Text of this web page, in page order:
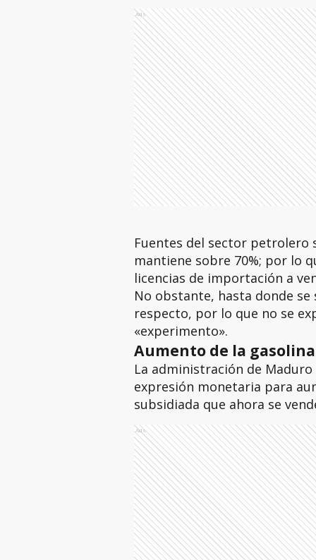
Ads
Fuentes del sector petrolero
mantiene sobre 70%; por lo
licencias de importación a
No obstante, hasta donde
respecto, por lo que no se
«experimento».
Aumento de la gasolina
La administración de
expresión monetaria para
subsidiada que ahora se
Ads